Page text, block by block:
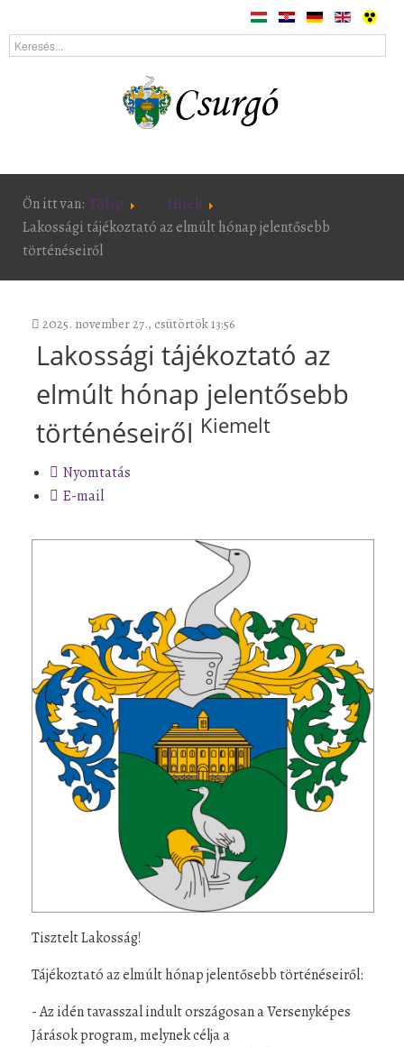
Ön itt van: Főlap
Hírek
Lakossági tájékoztató az elmúlt hónap jelentősebb
történéseiről
2025. november 27., csütörtök 13:56
Lakossági tájékoztató az
elmúlt hónap jelentősebb
történéseiről Kiemelt
Nyomtatás
E-mail
Tisztelt Lakosság!
Tájékoztató az elmúlt hónap jelentősebb történéseiről:
- Az idén tavasszal indult országosan a Versenyképes
Járások program, melynek célja a